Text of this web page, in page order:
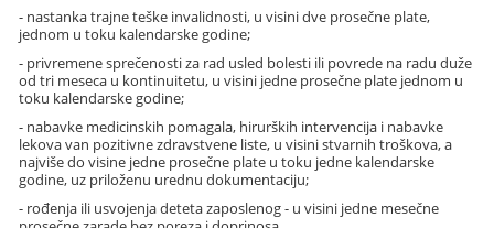
- nastanka trajne teške invalidnosti, u visini dve prosečne plate,
jednom u toku kalendarske godine;
- privremene sprečenosti za rad usled bolesti ili povrede na radu duže
od tri meseca u kontinuitetu, u visini jedne prosečne plate jednom u
toku kalendarske godine;
- nabavke medicinskih pomagala, hirurških intervencija i nabavke
lekova van pozitivne zdravstvene liste, u visini stvarnih troškova, a
najviše do visine jedne prosečne plate u toku jedne kalendarske
godine, uz priloženu urednu dokumentaciju;
- rođenja ili usvojenja deteta zaposlenog - u visini jedne mesečne